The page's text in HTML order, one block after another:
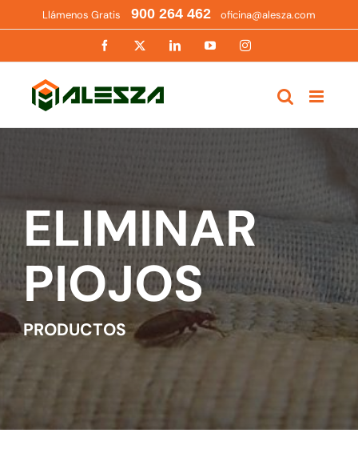
Llámenos Gratis 900 264 462 oficina@alesza.com
Facebook LinkedInYouTubeInstagram
ELIMINAR
PIOJOS
PRODUCTOS